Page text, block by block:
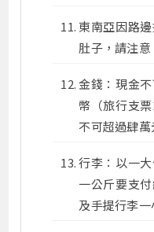
東南亞因路
肚子，請注意
金錢：現金
幣（旅行支
不可超過肆萬
行李：以一
一公斤要支
及手提行李